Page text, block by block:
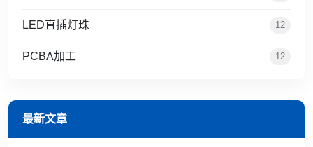
LED直插灯珠 12
PCBA加工 12
最新文章